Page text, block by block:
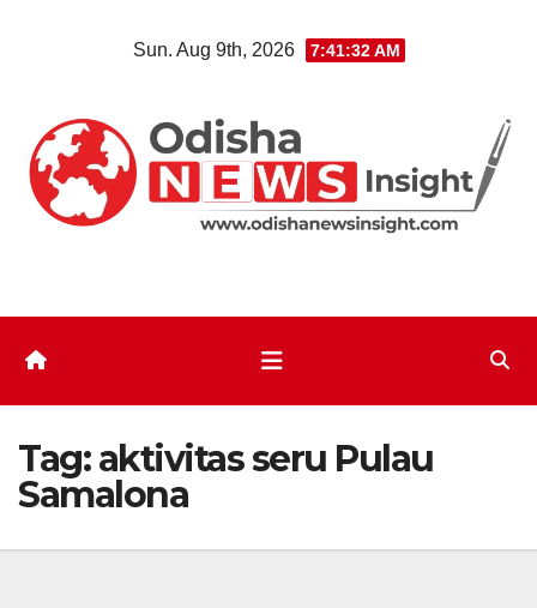
Sun. Aug 9th, 2026 7:41:32 AM
Tag:aktivitas seru Pulau
Samalona